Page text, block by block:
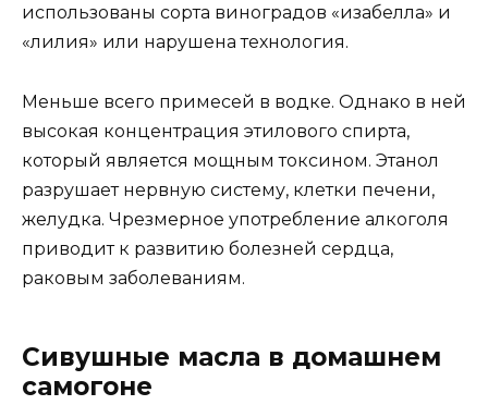
использованы сорта виноградов «изабелла» и
«лилия» или нарушена технология.
Меньше всего примесей в водке. Однако в ней
высокая концентрация этилового спирта,
который является мощным токсином. Этанол
разрушает нервную систему, клетки печени,
желудка. Чрезмерное употребление алкоголя
приводит к развитию болезней сердца,
раковым заболеваниям.
Сивушные масла в домашнем
самогоне